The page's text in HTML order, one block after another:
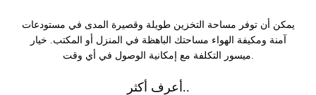
يمكن أن توفر مساحة التخزين طويلة وقصيرة المدى في مستودعات
آمنة ومكيفة الهواء مساحتك الباهظة في المنزل أو المكتب. خيار
أعرف أكثر..